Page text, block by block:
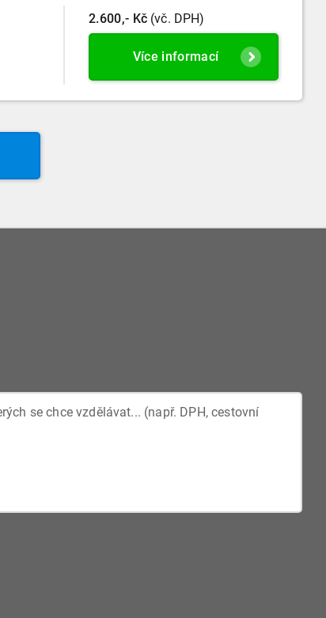
2.600,- Kč (vč. DPH)
Více informací